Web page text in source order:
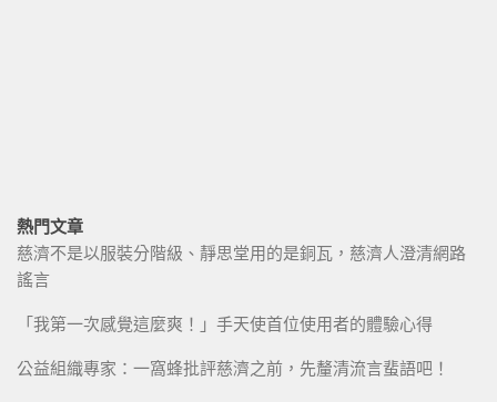
熱門文章
慈濟不是以服裝分階級、靜思堂用的是銅瓦，慈濟人澄清網路
謠言
「我第一次感覺這麼爽！」手天使首位使用者的體驗心得
公益組織專家：一窩蜂批評慈濟之前，先釐清流言蜚語吧！